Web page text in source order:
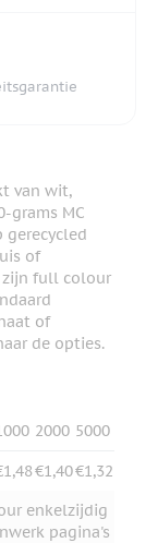
van wit,
grams MC
of
zijn full colour
of
de opties.
2000 5000
€1,40€1,32
enkelzijdig
pagina's